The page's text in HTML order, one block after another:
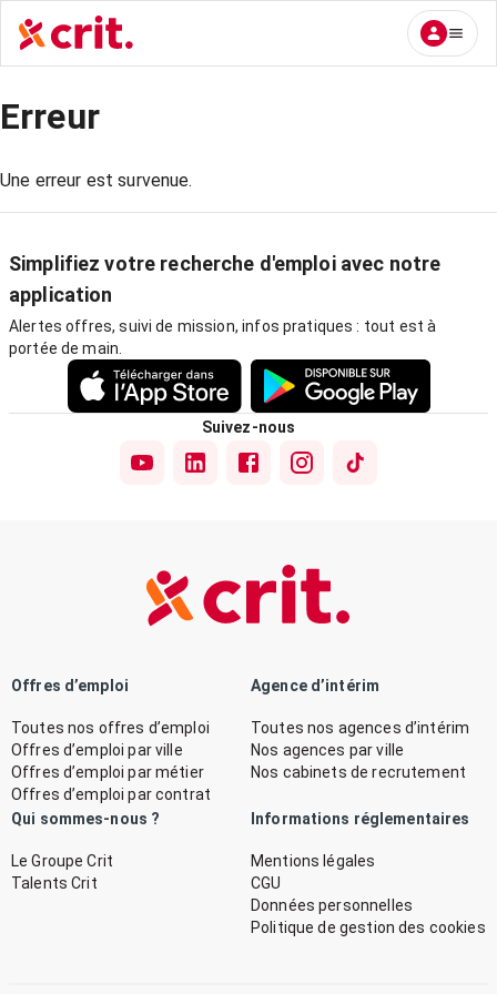
Erreur
Une erreur est survenue.
Simplifiez votre recherche d'emploi avec notre
application
Alertes offres, suivi de mission, infos pratiques : tout est à
portée de main.
Suivez-nous
Offres d’emploi
Toutes nos offres d’emploi
Offres d’emploi par ville
Offres d’emploi par métier
Offres d’emploi par contrat
Agence d’intérim
Toutes nos agences d’intérim
Nos agences par ville
Nos cabinets de recrutement
Qui sommes-nous ?
Le Groupe Crit
Talents Crit
Informations réglementaires
Mentions légales
CGU
Données personnelles
Politique de gestion des cookies